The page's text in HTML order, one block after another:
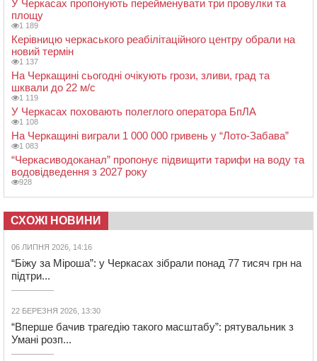
У Черкасах пропонують перейменувати три провулки та
площу
1 189
Керівницю черкаського реабілітаційного центру обрали на
новий термін
1 137
На Черкащині сьогодні очікують грози, зливи, град та
шквали до 22 м/с
1 119
У Черкасах поховають полеглого оператора БпЛА
1 108
На Черкащині виграли 1 000 000 гривень у “Лото-Забава”
1 083
“Черкасиводоканал” пропонує підвищити тарифи на воду та
водовідведення з 2027 року
928
СХОЖІ НОВИНИ
06 ЛИПНЯ 2026, 14:16
“Біжу за Міроша”: у Черкасах зібрали понад 77 тисяч грн на
підтри...
22 БЕРЕЗНЯ 2026, 13:30
“Вперше бачив трагедію такого масштабу”: рятувальник з
Умані розп...